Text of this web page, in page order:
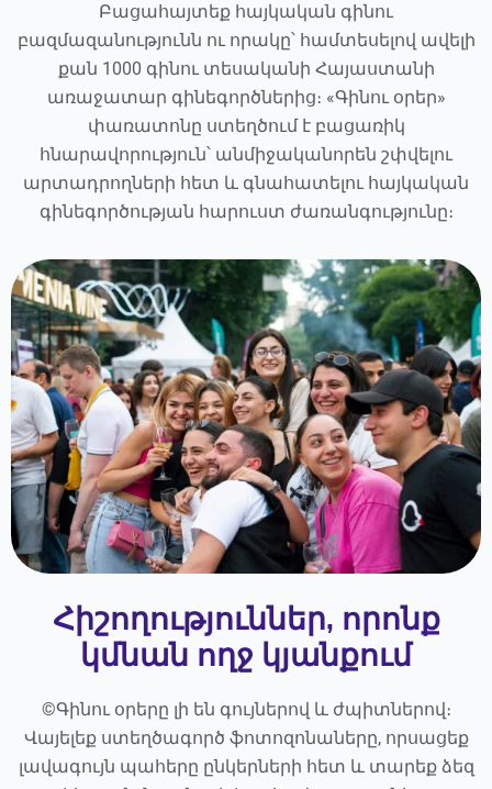
Բացահայտեք հայկական գինու
բազմազանությունն ու որակը՝ համտեսելով ավելի
քան 1000 գինու տեսականի Հայաստանի
առաջատար գինեգործներից։ «Գինու օրեր»
փառատոնը ստեղծում է բացառիկ
հնարավորություն՝ անմիջականորեն շփվելու
արտադրողների հետ և գնահատելու հայկական
գինեգործության հարուստ ժառանգությունը։
Հիշողություններ, որոնք
կմնան ողջ կյանքում
©Գինու օրերը լի են գույներով և ժպիտներով։
Վայելեք ստեղծագործ ֆոտոզոնաները, որսացեք
լավագույն պահերը ընկերների հետ և տարեք ձեզ